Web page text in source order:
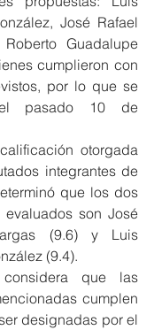
José Rafael
Guadalupe
cumplieron con
por lo que se
pasado 10 de
otorgada
integrantes de
que los dos
son José
(9.6) y Luis
(9.4).
considera que las
cumplen
designadas por el